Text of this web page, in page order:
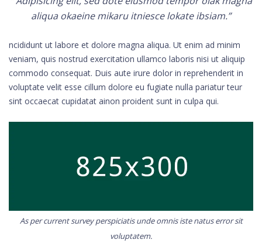
aliqua okaeine mikaru itniesce lokate ibsiam.”
ncididunt ut labore et dolore magna aliqua. Ut enim ad minim
veniam, quis nostrud exercitation ullamco laboris nisi ut aliquip
commodo consequat. Duis aute irure dolor in reprehenderit in
voluptate velit esse cillum dolore eu fugiate nulla pariatur teur
sint occaecat cupidatat ainon proident sunt in culpa qui.
As per current survey perspiciatis unde omnis iste natus error sit
voluptatem.